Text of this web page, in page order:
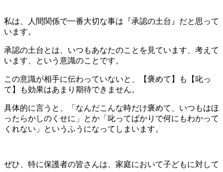
私は、人間関係で一番大切な事は『承認の土台』だと思って
います。
承認の土台とは、いつもあなたのことを見ています、考えて
います、という意識のことです。
この意識が相手に伝わっていないと、【褒めて】も【叱っ
て】も効果はあまり期待できません。
具体的に言うと、「なんだこんな時だけ褒めて、いつもはほ
ったらかしのくせに」とか「叱ってばかりで何にもわかって
くれない」というふうになってしまいます。
ぜひ、特に保護者の皆さんは、家庭において子どもに対して